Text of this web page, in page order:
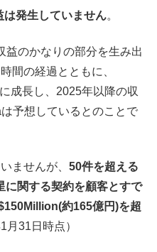
は発生していません。
益のかなりの部分を生み出
間の経過とともに、
成長し、2025年以降の収
予想しているとのことで
ませんが、 50件を超える
に関する契約を顧客とすで
約165億円)を超
月31日時点）